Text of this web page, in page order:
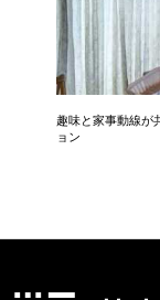
趣味と家事動線が
ョン